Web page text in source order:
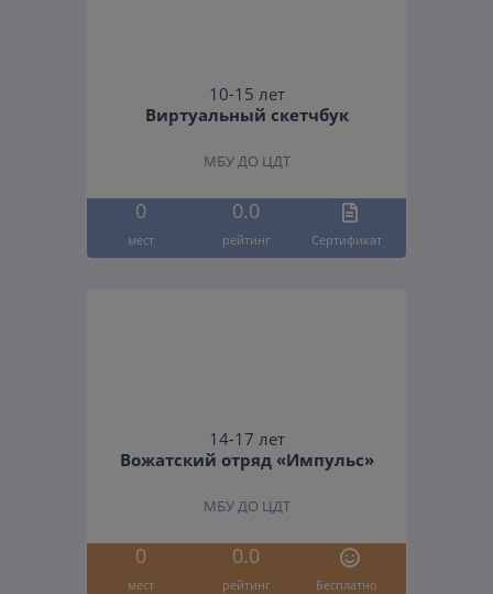
10-15 лет
Виртуальный скетчбук
МБУ ДО ЦДТ
0 0.0
мест рейтинг Cертификат
14-17 лет
Вожатский отряд «Импульс»
МБУ ДО ЦДТ
0 0.0
мест рейтинг Бесплатно